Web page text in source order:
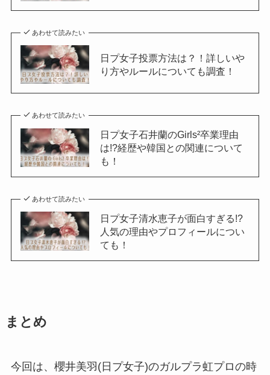
あわせて読みたい
日プ女子投票方法は？！詳しいや
り方やルールについても調査！
あわせて読みたい
日プ女子石井蘭のGirls²卒業理由
は!?経歴や韓国との関連について
も！
あわせて読みたい
日プ女子清水恵子が面白すぎる!?
人気の理由やプロフィールについ
ても！
まとめ
今回は、櫻井美羽(日プ女子)のガルプラ虹プロの時